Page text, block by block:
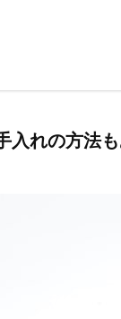
入れの方法